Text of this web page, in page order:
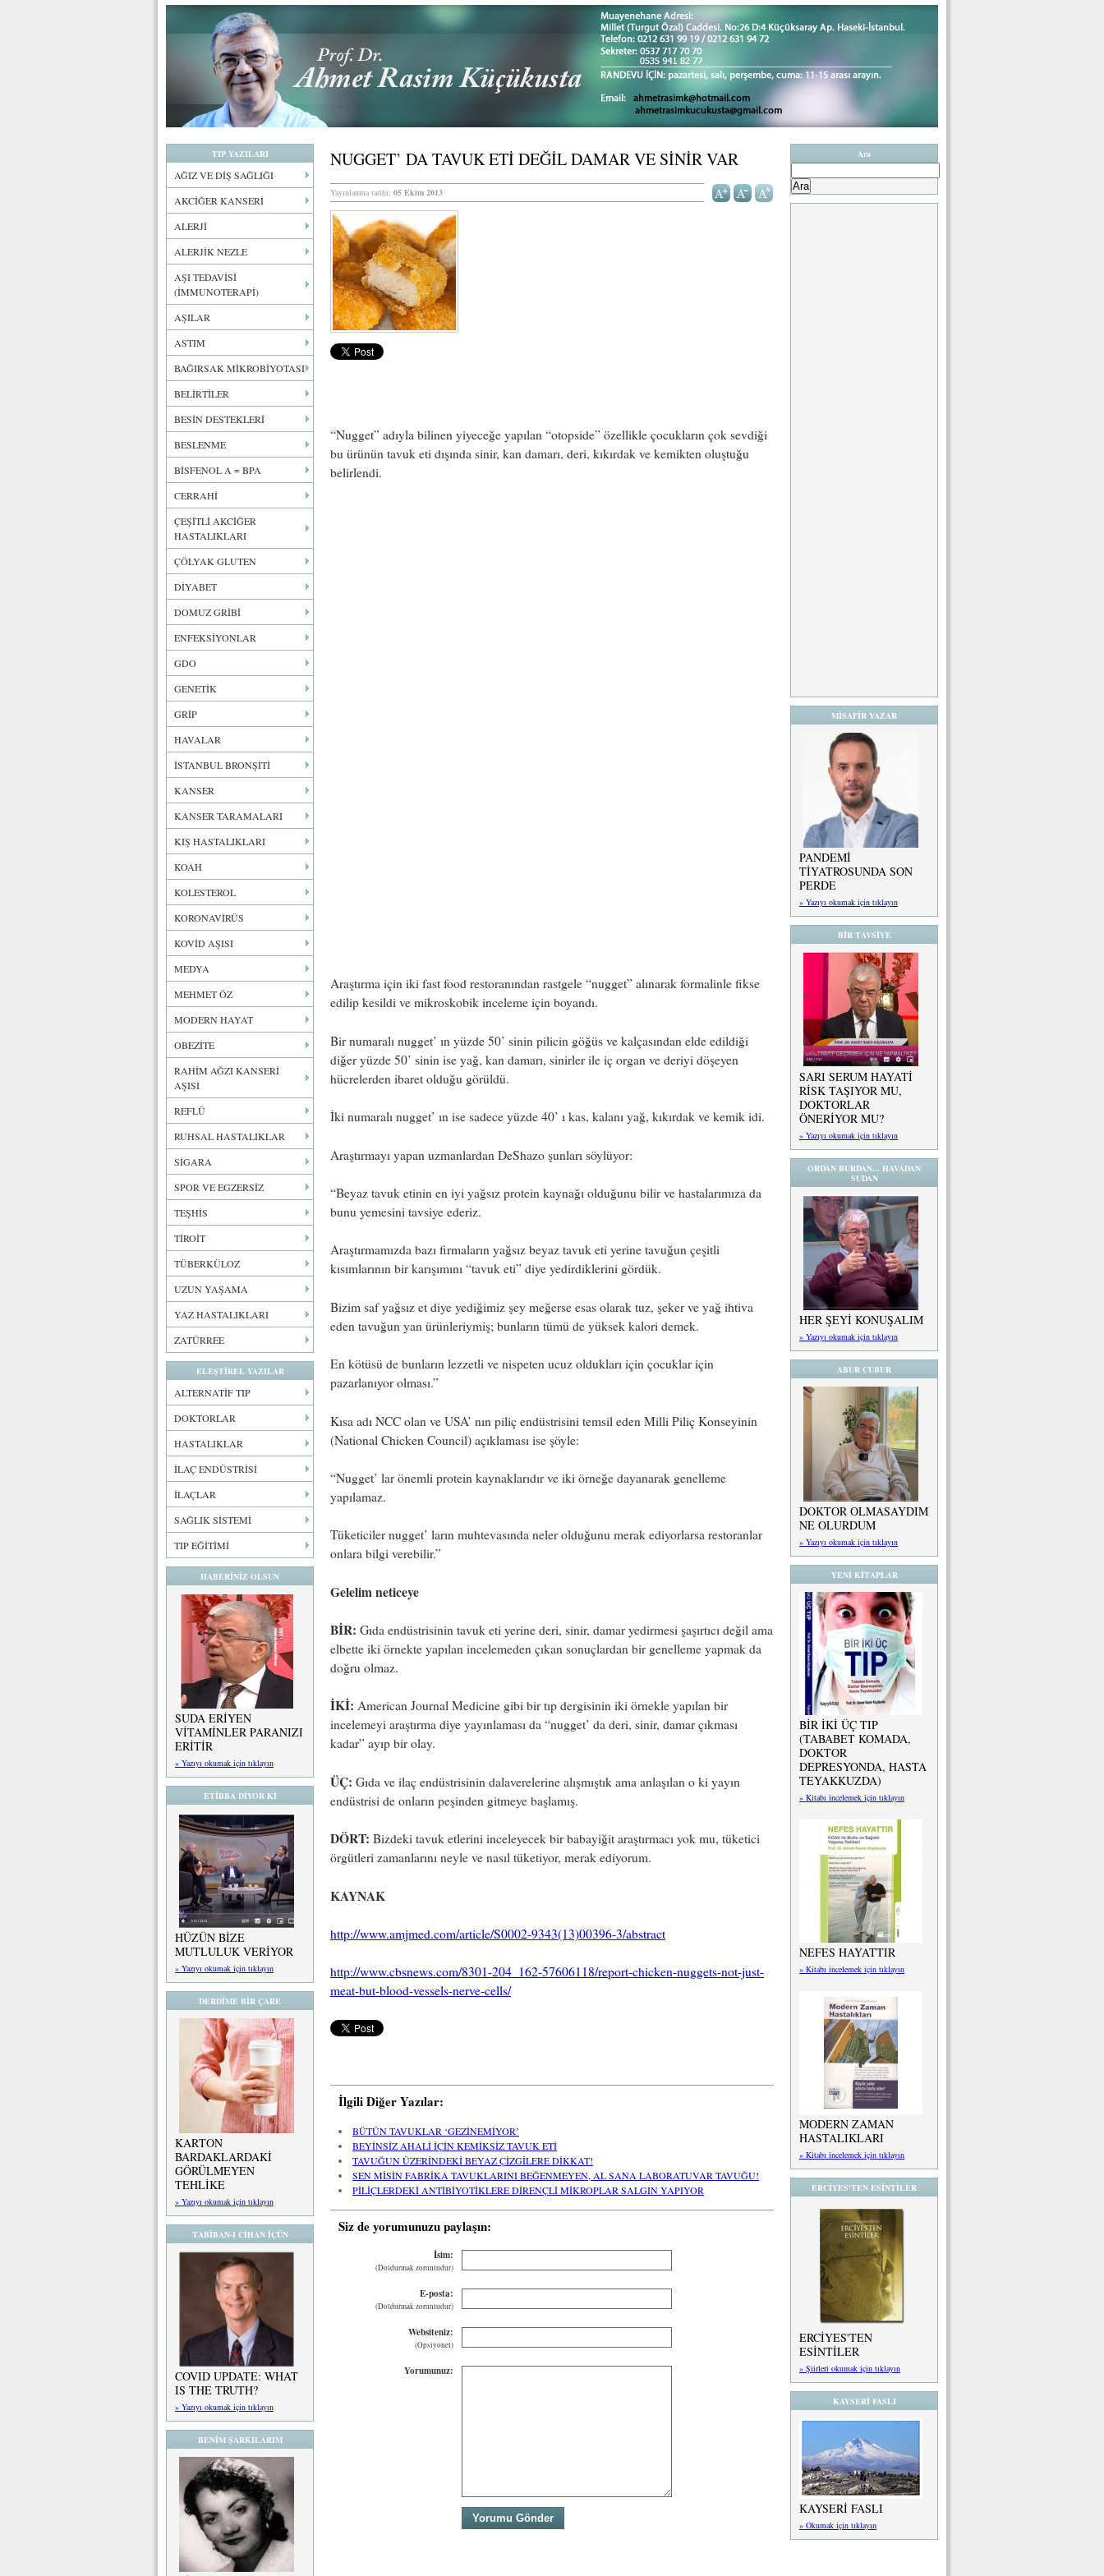
TIP YAZILARI
AĞIZ VE DİŞ SAĞLIĞI
AKCİĞER KANSERİ
ALERJİ
ALERJİK NEZLE
AŞI TEDAVİSİ
(İMMUNOTERAPİ)
AŞILAR
ASTIM
BAĞIRSAK MİKROBİYOTASI
BELİRTİLER
BESİN DESTEKLERİ
BESLENME
BİSFENOL A = BPA
CERRAHİ
ÇEŞİTLİ AKCİĞER
HASTALIKLARI
ÇÖLYAK GLUTEN
DİYABET
DOMUZ GRİBİ
ENFEKSİYONLAR
GDO
GENETİK
GRİP
HAVALAR
İSTANBUL BRONŞİTİ
KANSER
KANSER TARAMALARI
KIŞ HASTALIKLARI
KOAH
KOLESTEROL
KORONAVİRÜS
KOVİD AŞISI
MEDYA
MEHMET ÖZ
MODERN HAYAT
OBEZİTE
RAHİM AĞZI KANSERİ
AŞISI
REFLÜ
RUHSAL HASTALIKLAR
SİGARA
SPOR VE EGZERSİZ
TEŞHİS
TİROİT
TÜBERKÜLOZ
UZUN YAŞAMA
YAZ HASTALIKLARI
ZATÜRREE
ELEŞTİREL YAZILAR
ALTERNATİF TIP
DOKTORLAR
HASTALIKLAR
İLAÇ ENDÜSTRİSİ
İLAÇLAR
SAĞLIK SİSTEMİ
TIP EĞİTİMİ
HABERİNİZ OLSUN
SUDA ERİYEN
VİTAMİNLER PARANIZI
ERİTİR
» Yazıyı okumak için tıklayın
ETİBBA DİYOR Kİ
HÜZÜN BİZE
MUTLULUK VERİYOR
» Yazıyı okumak için tıklayın
DERDİME BİR ÇARE
KARTON
BARDAKLARDAKİ
GÖRÜLMEYEN
TEHLİKE
» Yazıyı okumak için tıklayın
TABİBAN-I CİHAN İÇÜN
COVID UPDATE: WHAT
IS THE TRUTH?
» Yazıyı okumak için tıklayın
BENİM ŞARKILARIM
NUGGET’ DA TAVUK ETİ DEĞİL DAMAR VE SİNİR VAR
Yayınlanma tarihi: 05 Ekim 2013
“Nugget” adıyla bilinen yiyeceğe yapılan “otopside” özellikle çocukların çok sevdiği
bu ürünün tavuk eti dışında sinir, kan damarı, deri, kıkırdak ve kemikten oluştuğu
belirlendi.
Araştırma için iki fast food restoranından rastgele “nugget” alınarak formalinle fikse
edilip kesildi ve mikroskobik inceleme için boyandı.
Bir numaralı nugget’ ın yüzde 50’ sinin pilicin göğüs ve kalçasından elde edildiği
diğer yüzde 50’ sinin ise yağ, kan damarı, sinirler ile iç organ ve deriyi döşeyen
hücrelerden ibaret olduğu görüldü.
İki numaralı nugget’ ın ise sadece yüzde 40’ ı kas, kalanı yağ, kıkırdak ve kemik idi.
Araştırmayı yapan uzmanlardan DeShazo şunları söylüyor:
“Beyaz tavuk etinin en iyi yağsız protein kaynağı olduğunu bilir ve hastalarımıza da
bunu yemesini tavsiye ederiz.
Araştırmamızda bazı firmaların yağsız beyaz tavuk eti yerine tavuğun çeşitli
kısımlarının bir karışımını “tavuk eti” diye yedirdiklerini gördük.
Bizim saf yağsız et diye yediğimiz şey meğerse esas olarak tuz, şeker ve yağ ihtiva
eden tavuğun yan ürünleriymiş; bunların tümü de yüksek kalori demek.
En kötüsü de bunların lezzetli ve nispeten ucuz oldukları için çocuklar için
pazarlanıyor olması.”
Kısa adı NCC olan ve USA’ nın piliç endüstrisini temsil eden Milli Piliç Konseyinin
(National Chicken Council) açıklaması ise şöyle:
“Nugget’ lar önemli protein kaynaklarıdır ve iki örneğe dayanarak genelleme
yapılamaz.
Tüketiciler nugget’ ların muhtevasında neler olduğunu merak ediyorlarsa restoranlar
onlara bilgi verebilir.”
Gelelim neticeye
BİR: Gıda endüstrisinin tavuk eti yerine deri, sinir, damar yedirmesi şaşırtıcı değil ama
elbette iki örnekte yapılan incelemeden çıkan sonuçlardan bir genelleme yapmak da
doğru olmaz.
İKİ: American Journal Medicine gibi bir tıp dergisinin iki örnekle yapılan bir
incelemeyi araştırma diye yayınlaması da “nugget’ da deri, sinir, damar çıkması
kadar” ayıp bir olay.
ÜÇ: Gıda ve ilaç endüstrisinin dalaverelerine alışmıştık ama anlaşılan o ki yayın
endüstrisi de onların peşinden gitmeye başlamış.
DÖRT: Bizdeki tavuk etlerini inceleyecek bir babayiğit araştırmacı yok mu, tüketici
örgütleri zamanlarını neyle ve nasıl tüketiyor, merak ediyorum.
KAYNAK
http://www.amjmed.com/article/S0002-9343(13)00396-3/abstract
http://www.cbsnews.com/8301-204_162-57606118/report-chicken-nuggets-not-just-
meat-but-blood-vessels-nerve-cells/
İlgili Diğer Yazılar:
BÜTÜN TAVUKLAR ‘GEZİNEMİYOR’
BEYİNSİZ AHALİ İÇİN KEMİKSİZ TAVUK ETİ
TAVUĞUN ÜZERİNDEKİ BEYAZ ÇİZGİLERE DİKKAT!
SEN MİSİN FABRİKA TAVUKLARINI BEĞENMEYEN, AL SANA LABORATUVAR TAVUĞU!
PİLİÇLERDEKİ ANTİBİYOTİKLERE DİRENÇLİ MİKROPLAR SALGIN YAPIYOR
Siz de yorumunuzu paylaşın:
İsim:
(Doldurmak zorunludur)
E-posta:
(Doldurmak zorunludur)
Websiteniz:
(Opsiyonel)
Yorumunuz:
Ara
MİSAFİR YAZAR
PANDEMİ
TİYATROSUNDA SON
PERDE
» Yazıyı okumak için tıklayın
BİR TAVSİYE
SARI SERUM HAYATİ
RİSK TAŞIYOR MU,
DOKTORLAR
ÖNERİYOR MU?
» Yazıyı okumak için tıklayın
ORDAN BURDAN... HAVADAN
SUDAN
HER ŞEYİ KONUŞALIM
» Yazıyı okumak için tıklayın
ABUR CUBUR
DOKTOR OLMASAYDIM
NE OLURDUM
» Yazıyı okumak için tıklayın
YENİ KİTAPLAR
BİR İKİ ÜÇ TIP
(TABABET KOMADA,
DOKTOR
DEPRESYONDA, HASTA
TEYAKKUZDA)
» Kitabı incelemek için tıklayın
NEFES HAYATTIR
» Kitabı incelemek için tıklayın
MODERN ZAMAN
HASTALIKLARI
» Kitabı incelemek için tıklayın
ERCİYES'TEN ESİNTİLER
ERCİYES'TEN
ESİNTİLER
» Şiirleri okumak için tıklayın
KAYSERİ FASLI
KAYSERİ FASLI
» Okumak için tıklayın